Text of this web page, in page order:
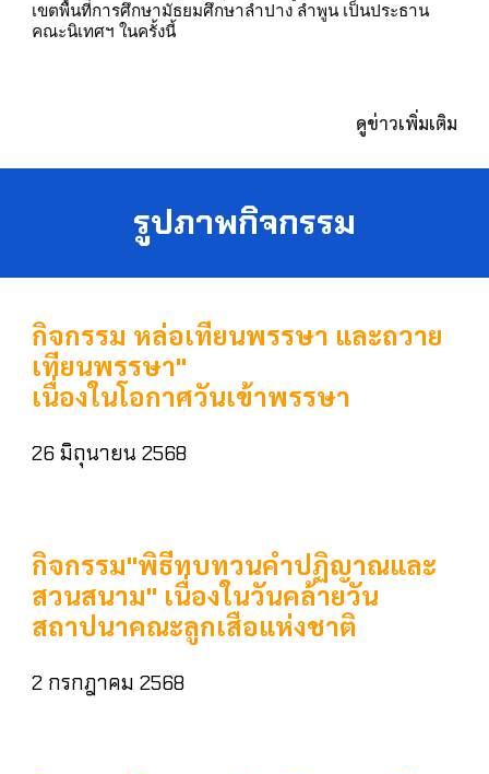
เขตพื้นที่การศึกษามัธยมศึกษาลำปาง ลำพูน เป็นประธาน
คณะนิเทศฯ ในครั้งนี้
ดูข่าวเพิ่มเติม
รูปภาพกิจกรรม
กิจกรรม หล่อเทียนพรรษา และถวาย
เทียนพรรษา"
เนื่องในโอกาศวันเข้าพรรษา
26 มิถุนายน 2568
กิจกรรม"พิธีทบทวนคำปฏิญาณและ
สวนสนาม" เนื่องในวันคล้ายวัน
สถาปนาคณะลูกเสือแห่งชาติ
2 กรกฎาคม 2568